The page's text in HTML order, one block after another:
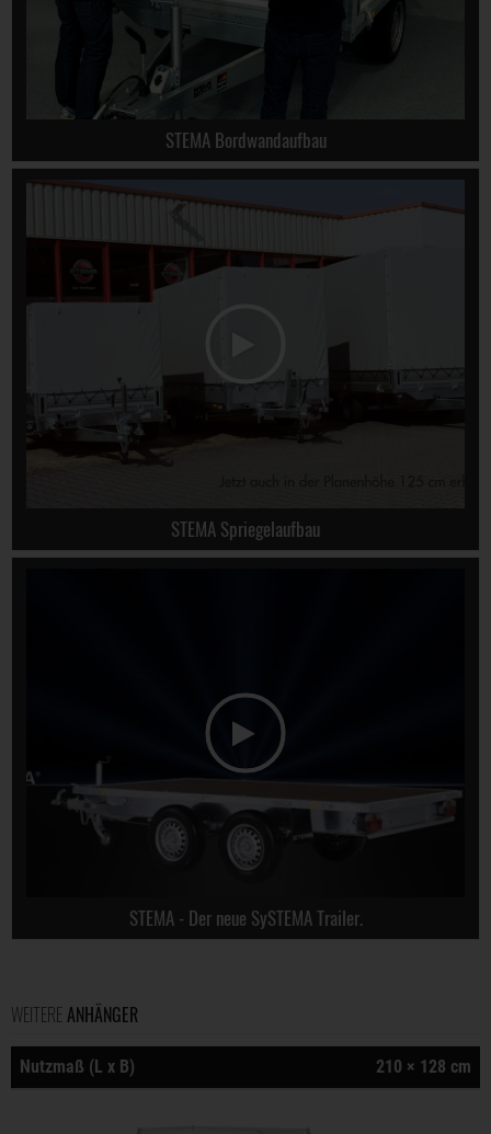
STEMA Bordwandaufbau
STEMA Spriegelaufbau
STEMA - Der neue SySTEMA Trailer.
WEITERE ANHÄNGER
Nutzmaß (L x B) 210 × 128 cm